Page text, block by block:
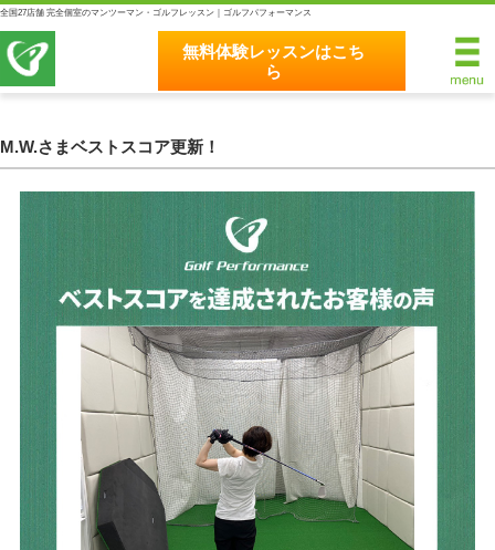
全国27店舗 完全個室のマンツーマン・ゴルフレッスン｜ゴルフパフォーマンス
無料体験レッスンはこち
ら
無料体験レッスンはこちら
完全個室マンツーマンレッスン
統一されたレッスン理論
最新のスイング解析システム
独自のコースティーチング
クラブフィッティングの５つのこだわり
全額返金保証
原田メソッド
M.W.さまベストスコア更新！